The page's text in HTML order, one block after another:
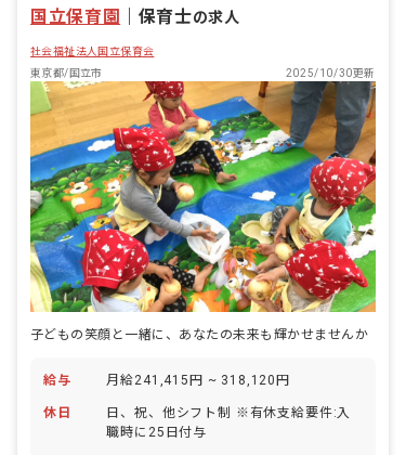
国立保育園 保育士の求人
社会福祉法人国立保育会
東京都/国立市
2025/10/30更新
子どもの笑顔と一緒に、あなたの未来も輝かせませんか
給与 月給241,415円 ~ 318,120円
休日
日、祝、他シフト制 ※有休支給要件:入
職時に25日付与